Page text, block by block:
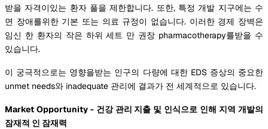
받을 자격이있는 환자 풀을 제한합니다. 또한, 특정 개발 지구에는 수
면 장애를위한 기본 또는 의료 규정이 없습니다. 이러한 경제 장벽은
임신 한 환자의 작은 하위 세트 만 권장 pharmacotherapy를받을 수
있습니다.
이 궁극적으로는 영향을받는 인구의 다량에 대한 EDS 증상의 중요한
unmet needs와 inadequate 관리에 결과가 전 세계적으로 있습니다.
Market Opportunity - 건강 관리 지출 및 인식으로 인해 지역 개발의
잠재적 인 잠재력